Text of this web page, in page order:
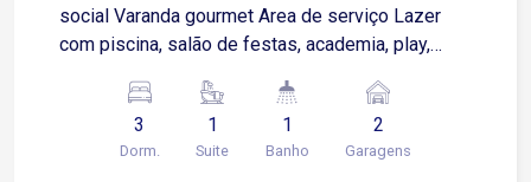
social Varanda gourmet Area de serviço Lazer
com piscina, salão de festas, academia, play,
3
Dorm.
1
Suite
1
Banho
2
Garagens